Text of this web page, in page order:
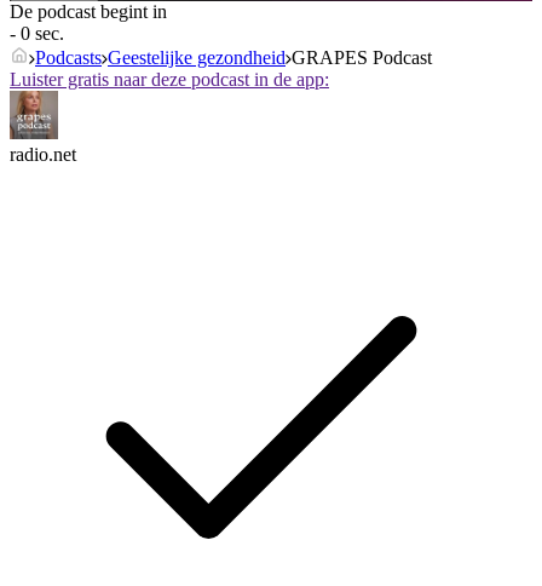
De podcast begint in
- 0 sec.
Podcasts Geestelijke gezondheid GRAPES Podcast
Luister gratis naar deze podcast in de app:
radio.net